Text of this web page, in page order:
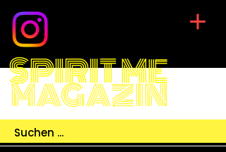
SPIRIT ME
MAGAZIN